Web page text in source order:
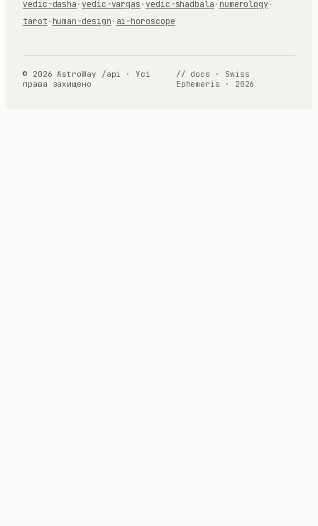
vedic-dasha ·vedic-vargas ·vedic-shadbala · numerology ·
tarot · human-design · ai-horoscope
© 2026 AstroWay /api · Усі
права захищено
// docs · Swiss
Ephemeris · 2026